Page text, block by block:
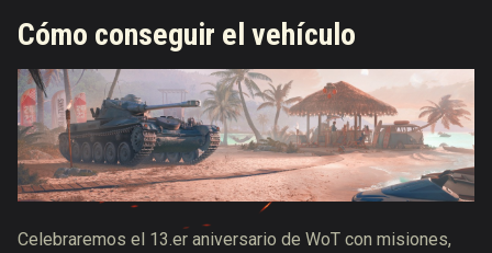
Cómo conseguir el vehículo
Celebraremos el 13.er aniversario de WoT con misiones,